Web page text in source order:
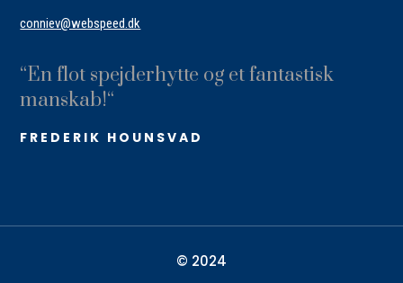
conniev@webspeed.dk
“En flot spejderhytte og et fantastisk
manskab!“
FREDERIK HOUNSVAD
© 2024